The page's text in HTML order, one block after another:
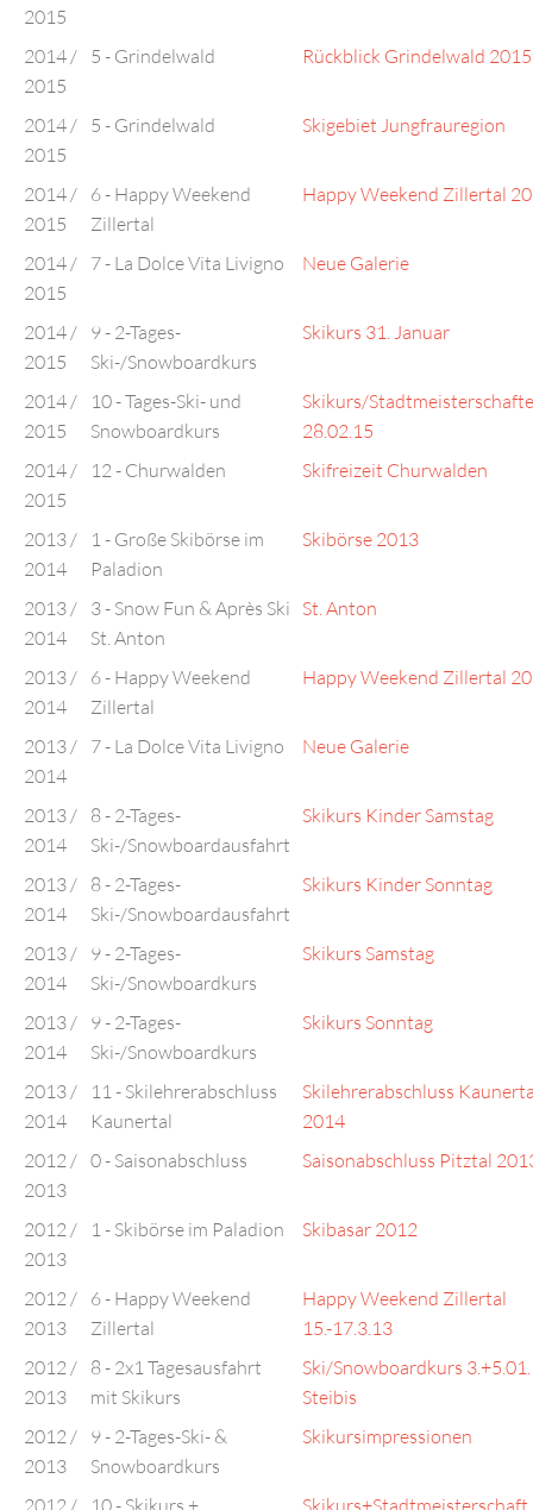
2015
2014 /
2015
5 - Grindelwald Rückblick Grindelwald 2015
2014 /
2015
5 - Grindelwald Skigebiet Jungfrauregion
2014 /
2015
6 - Happy Weekend
Zillertal
Happy Weekend Zillertal
2014 /
2015
7 - La Dolce Vita Livigno Neue Galerie
2014 /
2015
9 - 2-Tages-
Ski-/Snowboardkurs
Skikurs 31. Januar
2014 /
2015
10 - Tages-Ski- und
Snowboardkurs
Skikurs/
28.02.15
2014 /
2015
12 - Churwalden Skifreizeit Churwalden
2013 /
2014
1 - Große Skibörse im
Paladion
Skibörse 2013
2013 /
2014
3 - Snow Fun & Après Ski
St. Anton
St. Anton
2013 /
2014
6 - Happy Weekend
Zillertal
Happy Weekend Zillertal
2013 /
2014
7 - La Dolce Vita Livigno Neue Galerie
2013 /
2014
8 - 2-Tages-
Ski-/Snowboardausfahrt
Skikurs Kinder Samstag
2013 /
2014
8 - 2-Tages-
Ski-/Snowboardausfahrt
Skikurs Kinder Sonntag
2013 /
2014
9 - 2-Tages-
Ski-/Snowboardkurs
Skikurs Samstag
2013 /
2014
9 - 2-Tages-
Ski-/Snowboardkurs
Skikurs Sonntag
2013 /
2014
11 - Skilehrerabschluss
Kaunertal
Skilehrerabschluss
2014
2012 /
2013
0 - Saisonabschluss Saisonabschluss Pitztal
2012 /
2013
1 - Skibörse im Paladion Skibasar 2012
2012 /
2013
6 - Happy Weekend
Zillertal
Happy Weekend Zillertal
15.-17.3.13
2012 /
2013
8 - 2x1 Tagesausfahrt
mit Skikurs
Ski/Snowboardkurs
Steibis
2012 /
2013
9 - 2-Tages-Ski- &
Snowboardkurs
Skikursimpressionen
2012 / 10 - Skikurs + Skikurs+Stadtmeisterschaft